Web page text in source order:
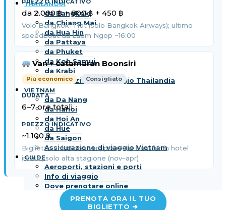
THAILANDIA
da Bangkok
da Chiang Mai
da Hua Hin
da Pattaya
da Phuket
da Koh Samui
da Krabi
Assicurazione di viaggio Thailandia
VIETNAM
da Da Nang
da Hanoi
da Hoi An
da Hue
da Saigon
Assicurazione di viaggio Vietnam
GUIDE
Aeroporti, stazioni e porti
Info di viaggio
Dove prenotare online
da 2.000 ฿ + 800 ฿ + 450 ฿
Volo Bangkok–Trat (solo Bangkok Airways); ultimo
speedboat da Laem Ngop ~16:00
Van + catamaran Boonsiri
Più economico Consigliato
6–7 ore totali
~1.100 ฿
Biglietto unico con van, pranzo e transfer in hotel
inclusi; solo alta stagione (nov–apr)
PRENOTA ORA IL TUO
BIGLIETTO ➜